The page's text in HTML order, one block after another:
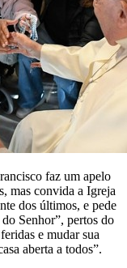
faz um apelo
mas convida a Igreja
dos últimos, e pede
Senhor”, pertos do
e mudar sua
aberta a todos”.